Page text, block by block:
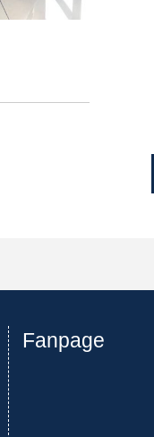
Fanpage